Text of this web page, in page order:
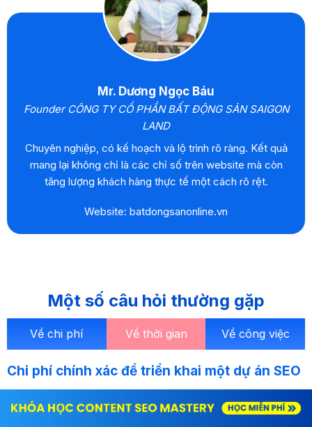
Mr. Dương Ngọc Báu
Founder CÔNG TY CỔ PHẦN BẤT ĐỘNG SẢN SAIGON
LAND
Chuyên nghiệp, có kế hoạch và lộ trình rõ ràng. Kết quả
mang lại không chỉ là các chỉ số trên website mà còn
tăng lượng khách hàng thực tế một cách rõ rệt.
Website: batdongsanonline.vn
Một số câu hỏi thường gặp
Về chi phí Về thời gian Về công việc
Chi phí chính xác để triển khai một dự án SEO
những thông tin cụ thể về doanh nghiệp, sản phẩm/dịch vụ từ